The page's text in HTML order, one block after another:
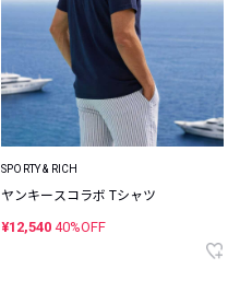
SPORTY & RICH
ヤンキースコラボ Tシャツ
¥12,540 40%OFF